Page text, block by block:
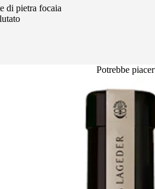
di pietra focaia
Potrebbe